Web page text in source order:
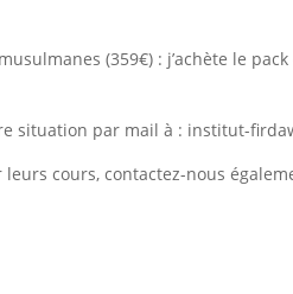
(359€) : j’achète le
situation par mail à : institut-
cours, contactez-nous